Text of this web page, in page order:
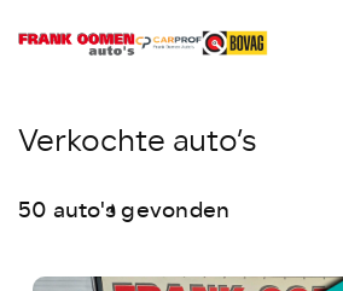
Diensten
Verkochte auto’s
50 auto's gevonden